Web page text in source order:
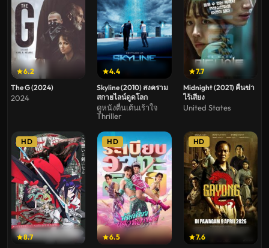
6.2
The G (2024)
2024
4.4
Skyline (2010) สงคราม
สกายไลน์ดูดโลก
ดูหนังตื่นเต้นเร้าใจ
Thriller
7.7
Midnight (2021) คืนฆ่า
ไร้เสียง
United States
8.7
HD
6.5
HD
7.6
HD